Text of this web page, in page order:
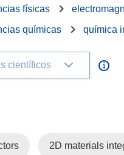
físicas
químicas química
científicos
2D materials